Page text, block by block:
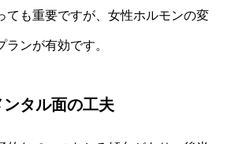
ても重要ですが、女性ホルモンの変
ンが有効です。
タル面の工夫